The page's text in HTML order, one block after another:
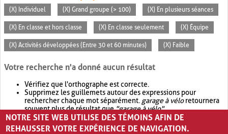
(X) Individuel (X) Grand groupe (> 100) (X) En plusieurs séances
(X) En classe et hors classe (X) En classe seulement (X) Équipe
(X) Activités développées (Entre 30 et 60 minutes) (X) Faible
Votre recherche n'a donné aucun résultat
Vérifiez que l'orthographe est correcte.
Supprimez les guillemets autour des expressions pour
rechercher chaque mot séparément. garage à véloretournera
souvent plus de résultat que"garage à vélo".
Envisagez d'élargir votre recherche avec OR.garage OR vélo
retournera souvent plus de résultat quegarage à vélo
NOTRE SITE WEB UTILISE DES TÉMOINS AFIN DE
REHAUSSER VOTRE EXPÉRIENCE DE NAVIGATION.